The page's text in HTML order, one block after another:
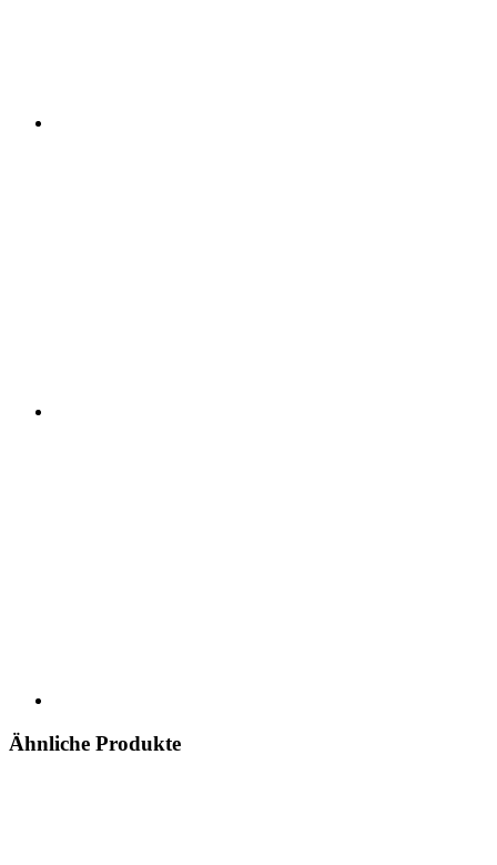
Ähnliche Produkte